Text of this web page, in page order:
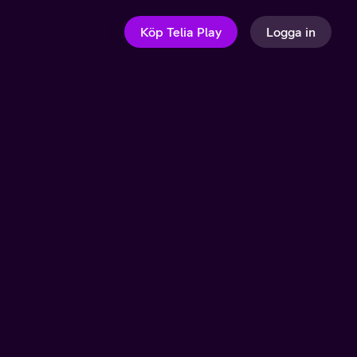
Köp Telia Play Logga in